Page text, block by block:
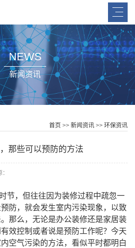
NEWS
新闻资讯
首页 >> 新闻资讯 >> 环保资讯
那些可以预防的方法
节，但往往因为装修过程中疏忽一
防，就会发生室内污染现象，以致
那么，无论是办公装修还是家居装
效控制或者说是预防工作呢？今天
空气污染的方法，看似平时都明白